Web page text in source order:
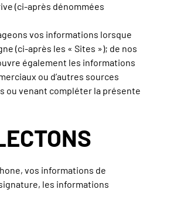
(ci-après dénommées
vos informations lorsque
(ci-après les « Sites »); de nos
également les informations
ou d’autres sources
ou venant compléter la présente
vos informations de
les informations